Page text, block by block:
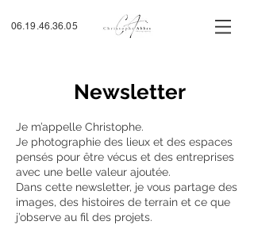
06.19.46.36.05
Newsletter
Je m’appelle Christophe.
Je photographie des lieux et des espaces
pensés pour être vécus et des entreprises
avec une belle valeur ajoutée.
Dans cette newsletter, je vous partage des
images, des histoires de terrain et ce que
j’observe au fil des projets.